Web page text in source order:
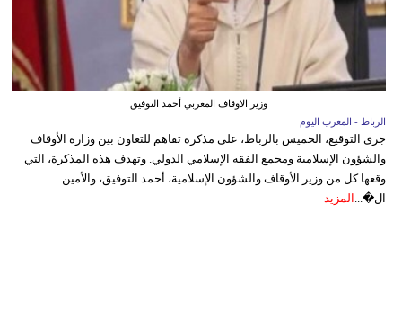
وزير الاوقاف المغربي أحمد التوفيق
الرباط - المغرب اليوم
جرى التوقيع، الخميس بالرباط، على مذكرة تفاهم للتعاون بين وزارة الأوقاف
والشؤون الإسلامية ومجمع الفقه الإسلامي الدولي. وتهدف هذه المذكرة، التي
وقعها كل من وزير الأوقاف والشؤون الإسلامية، أحمد التوفيق، والأمين
ال�... المزيد